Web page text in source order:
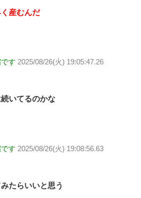
産むんだ
す 2025/08/26(火) 19:05:47.26
いてるのかな
す 2025/08/26(火) 19:08:56.63
たらいいと思う